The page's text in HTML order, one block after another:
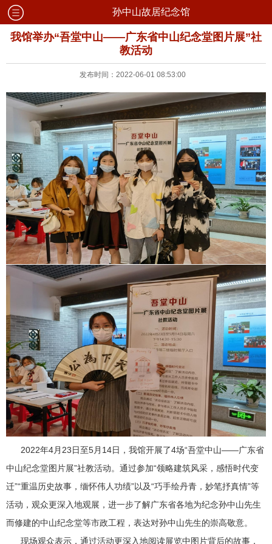
孙中山故居纪念馆
我馆举办“吾堂中山——广东省中山纪念堂图片展”社
教活动
发布时间：2022-06-01 08:53:00
2022年4月23日至5月14日，我馆开展了4场“吾堂中山——广东省
中山纪念堂图片展”社教活动。通过参加“领略建筑风采，感悟时代变
迁”“重温历史故事，缅怀伟人功绩”以及“巧手绘丹青，妙笔抒真情”等
活动，观众更深入地观展，进一步了解广东省各地为纪念孙中山先生
而修建的中山纪念堂等市政工程，表达对孙中山先生的崇高敬意。
现场观众表示，通过活动更深入地阅读展览中图片背后的故事，